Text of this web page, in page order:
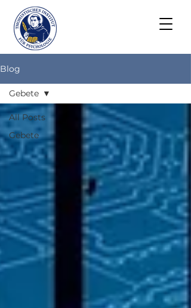
Blog
All Posts
Gebete
Gebete